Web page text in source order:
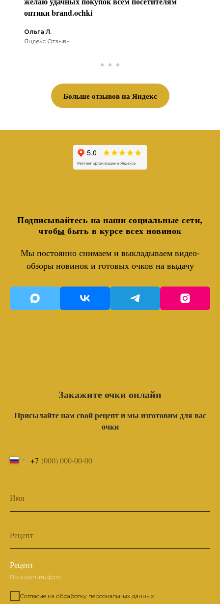
оптики brаnd.ochki
Ольга Л.
Яндекс Отзывы
Больше отзывов на Яндекс
Подписывайтесь на наши социальные сети,
чтобы быть в курсе всех новинок
Мы постоянно снимаем и выкладываем видео-
обзоры новинок и готовых очков на выдачу
Закажите очки онлайн
Присылайте нам свой рецепт и мы изготовим для вас
очки
+7
Имя
Рецепт
Рецепт
Прикрепить фото
Согласие на обработку персональных данных